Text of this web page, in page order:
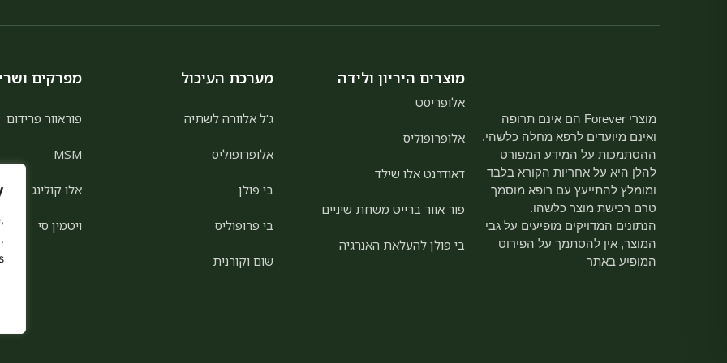
מוצרי Forever הם אינם תרופה
ואינם מיועדים לרפא מחלה כלשהי.
ההסתמכות על המידע המפורט
להלן היא על אחריות הקורא בלבד
ומומלץ להתייעץ עם רופא מוסמך
טרם רכישת מוצר כלשהו.
הנתונים המדויקים מופיעים על גבי
המוצר, אין להסתמך על הפירוט
המופיע באתר
מוצרים היריון ולידה
אלופריסט
אלופרופוליס
דאודרנט אלו שילד
פור אוור ברייט משחת שיניים
בי פולן להעלאת האנרגיה
מערכת העיכול
ג'ל אלוורה לשתיה
אלופרופוליס
בי פולן
בי פרופוליס
שום וקורנית
מפרקים
פוראוור פרידום
MSM
אלו קולינג
ויטמין סי